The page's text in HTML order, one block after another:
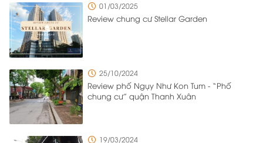
chủ đầu tư. Nằm ở vị trí đắc địa với bốn mặt giáp các
tuyến đường Nguyễn Huy Tưởng, Lê Văn Thiêm, Vũ Trọng
Phụng và Ngụy Như Kon Tum, dự án được bố trí tới 8 cổng
ra vào từ nhiều hướng khác nhau để đảm bảo việc di
chuyển ra vào trong khu đô thị diễn ra thuận tiện và có trật
tự. Với mật độ cư dân sinh sống và làm việc cao, chủ đầu
tư đã triển khai nhiều giải pháp quản lý tổng thể để quản
lý một cách hiệu quả và vẫn đảm bảo sự thuận tiện cho
cư dân sinh sống tại đây.
01/03/2025
Review chung cư Stellar Garden
25/10/2024
Review phố Ngụy Như Kon Tum - “Phố
chung cư” quận Thanh Xuân
19/03/2024